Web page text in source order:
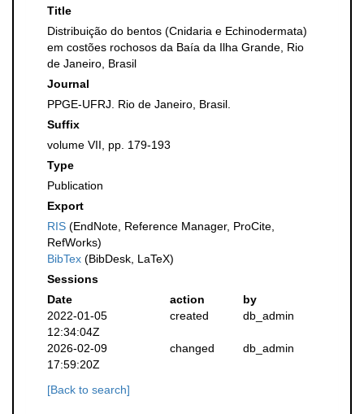
Title
Distribuição do bentos (Cnidaria e Echinodermata)
em costões rochosos da Baía da Ilha Grande, Rio
de Janeiro, Brasil
Journal
PPGE-UFRJ. Rio de Janeiro, Brasil.
Suffix
volume VII, pp. 179-193
Type
Publication
Export
RIS (EndNote, Reference Manager, ProCite,
RefWorks)
BibTex (BibDesk, LaTeX)
Sessions
Date
action
by
2022-01-05
12:34:04Z
created db_admin
2026-02-09
17:59:20Z
changed db_admin
[Back to search]